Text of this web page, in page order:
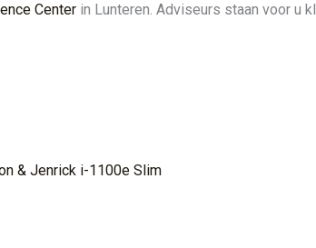
Centerin Lunteren. Adviseurs staan voor u
& Jenrick i-1100e Slim